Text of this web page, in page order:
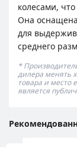
колесами,
Она
для
среднего
*
дилера менять
товара и место
является